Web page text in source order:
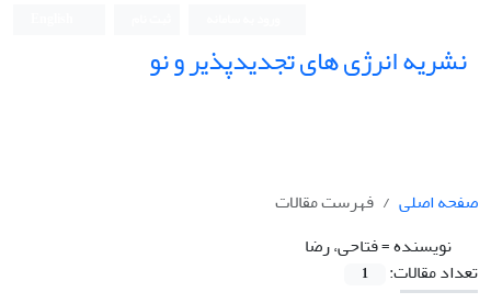
نشریه انرژی های تجدیدپذیر و نو
صفحه اصلی
فهرست مقالات
نویسنده =فتاحی، رضا
تعداد مقالات:
1